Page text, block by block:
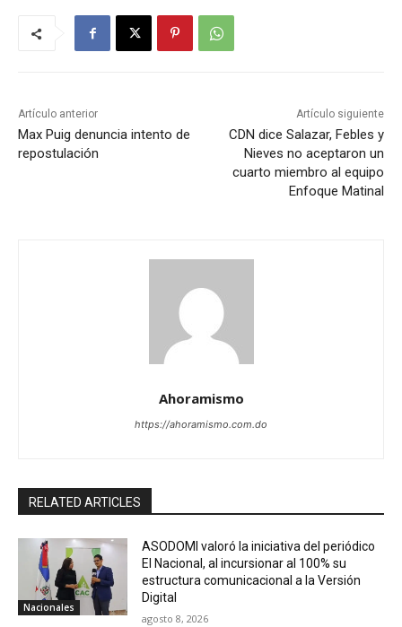
Artículo anterior
Max Puig denuncia intento de
repostulación
Artículo siguiente
CDN dice Salazar, Febles y
Nieves no aceptaron un
cuarto miembro al equipo
Enfoque Matinal
Ahoramismo
https://ahoramismo.com.do
RELATED ARTICLES
Nacionales
ASODOMI valoró la iniciativa del periódico
El Nacional, al incursionar al 100% su
estructura comunicacional a la Versión
Digital
agosto 8, 2026